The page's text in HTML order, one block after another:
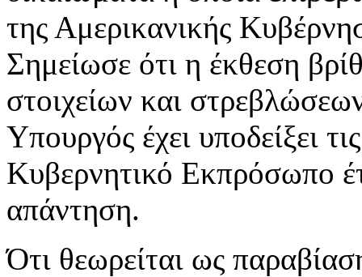
της Αμερικανικής
Σημείωσε ότι η έκθεση
στοιχείων και
Υπουργός έχει υποδείξει
Κυβερνητικό Εκπρόσωπο
απάντηση.
Ότι θεωρείται ως